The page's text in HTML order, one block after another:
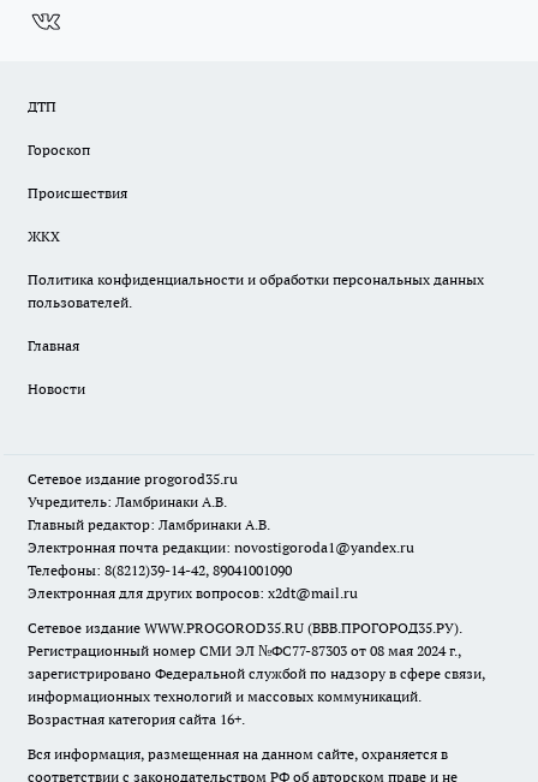
ДТП
Гороскоп
Происшествия
ЖКХ
Политика конфиденциальности и обработки персональных данных
пользователей.
Главная
Новости
Сетевое издание progorod35.ru
Учредитель: Ламбринаки А.В.
Главный редактор: Ламбринаки А.В.
Электронная почта редакции: novostigoroda1@yandex.ru
Телефоны: 8(8212)39-14-42, 89041001090
Электронная для других вопросов: x2dt@mail.ru
Сетевое издание WWW.PROGOROD35.RU (ВВВ.ПРОГОРОД35.РУ).
Регистрационный номер СМИ ЭЛ №ФС77-87303 от 08 мая 2024 г.,
зарегистрировано Федеральной службой по надзору в сфере связи,
информационных технологий и массовых коммуникаций.
Возрастная категория сайта 16+.
Вся информация, размещенная на данном сайте, охраняется в
соответствии с законодательством РФ об авторском праве и не